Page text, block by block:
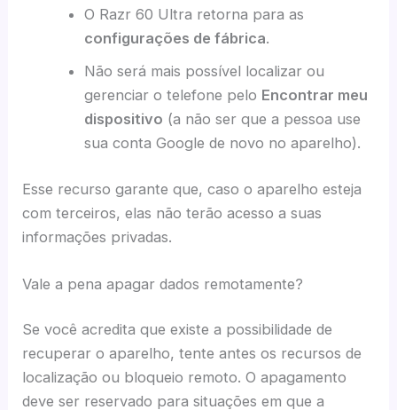
O Razr 60 Ultra retorna para as
configurações de fábrica.
Não será mais possível localizar ou
gerenciar o telefone pelo Encontrar meu
dispositivo (a não ser que a pessoa use
sua conta Google de novo no aparelho).
Esse recurso garante que, caso o aparelho esteja
com terceiros, elas não terão acesso a suas
informações privadas.
Vale a pena apagar dados remotamente?
Se você acredita que existe a possibilidade de
recuperar o aparelho, tente antes os recursos de
localização ou bloqueio remoto. O apagamento
deve ser reservado para situações em que a